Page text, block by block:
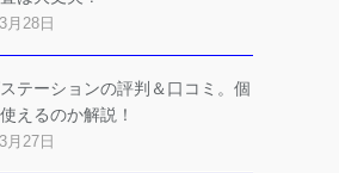
月28日
テーションの評判＆口コミ。個
えるのか解説！
月27日